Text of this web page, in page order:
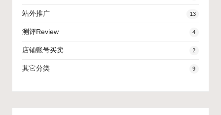
站外推广 13
测评Review 4
店铺账号买卖 2
其它分类 9